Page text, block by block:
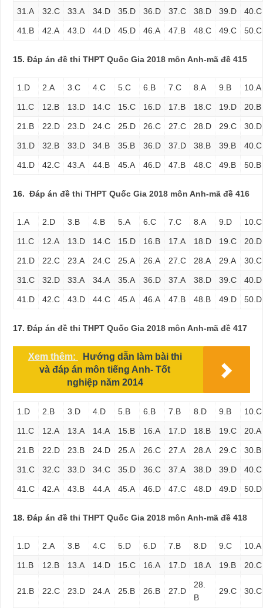
31.A 32.C 33.A 34.D 35.D 36.D 37.C 38.D 39.D 40.C
41.B 42.A 43.D 44.D 45.D 46.A 47.B 48.C 49.C 50.C
15.Đáp án đề thi THPT Quốc Gia 2018 môn Anh-mã đề 415
1.D 2.A 3.C 4.C 5.C 6.B 7.C 8.A 9.B 10.A
11.C 12.B 13.D 14.C 15.C 16.D 17.B 18.C 19.D 20.B
21.B 22.D 23.D 24.C 25.D 26.C 27.C 28.D 29.C 30.D
31.D 32.B 33.D 34.B 35.B 36.D 37.D 38.B 39.B 40.C
41.D 42.C 43.A 44.B 45.A 46.D 47.B 48.C 49.B 50.B
16.Đáp án đề thi THPT Quốc Gia 2018 môn Anh-mã đề 416
1.A 2.D 3.B 4.B 5.A 6.C 7.C 8.A 9.D 10.C
11.C 12.A 13.D 14.C 15.D 16.B 17.A 18.D 19.C 20.D
21.D 22.C 23.A 24.C 25.A 26.A 27.C 28.A 29.A 30.C
31.C 32.D 33.A 34.A 35.A 36.D 37.A 38.D 39.C 40.D
41.D 42.C 43.D 44.C 45.A 46.A 47.B 48.B 49.D 50.D
17.Đáp án đề thi THPT Quốc Gia 2018 môn Anh-mã đề 417
Xem thêm:
Hướng dẫn làm bài thi
và đáp án môn tiếng Anh- Tốt
nghiệp năm 2014
1.D 2.B 3.D 4.D 5.B 6.B 7.B 8.D 9.B 10.C
11.C 12.A 13.A 14.A 15.B 16.A 17.D 18.B 19.C 20.A
21.B 22.D 23.B 24.D 25.A 26.C 27.A 28.A 29.C 30.B
31.C 32.C 33.D 34.C 35.D 36.C 37.A 38.D 39.D 40.C
41.C 42.A 43.B 44.A 45.A 46.D 47.C 48.D 49.D 50.D
18.Đáp án đề thi THPT Quốc Gia 2018 môn Anh-mã đề 418
1.D 2.A 3.B 4.C 5.D 6.D 7.B 8.D 9.C 10.A
11.B 12.B 13.A 14.D 15.C 16.A 17.D 18.A 19.B 20.C
21.B 22.C 23.D 24.A 25.B 26.B 27.D
28.
B
29.C 30.C